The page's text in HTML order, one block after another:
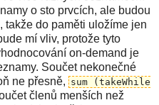
o sto prvcích, ale budou
takže do paměti uložíme jen
mí vliv, protože tyto
on-demand je
Součet nekonečné
ne přesně, sum (takeWhile
členů menších než